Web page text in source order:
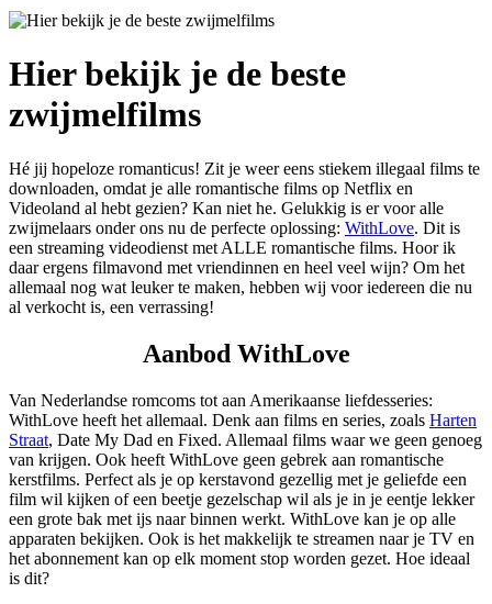
Hier bekijk je de beste
zwijmelfilms
Hé jij hopeloze romanticus! Zit je weer eens stiekem illegaal films te
downloaden, omdat je alle romantische films op Netflix en
Videoland al hebt gezien? Kan niet he. Gelukkig is er voor alle
zwijmelaars onder ons nu de perfecte oplossing: WithLove. Dit is
een streaming videodienst met ALLE romantische films. Hoor ik
daar ergens filmavond met vriendinnen en heel veel wijn? Om het
allemaal nog wat leuker te maken, hebben wij voor iedereen die nu
al verkocht is, een verrassing!
Aanbod WithLove
Van Nederlandse romcoms tot aan Amerikaanse liefdesseries:
WithLove heeft het allemaal. Denk aan films en series, zoals Harten
Straat, Date My Dad en Fixed. Allemaal films waar we geen genoeg
van krijgen. Ook heeft WithLove geen gebrek aan romantische
kerstfilms. Perfect als je op kerstavond gezellig met je geliefde een
film wil kijken of een beetje gezelschap wil als je in je eentje lekker
een grote bak met ijs naar binnen werkt. WithLove kan je op alle
apparaten bekijken. Ook is het makkelijk te streamen naar je TV en
het abonnement kan op elk moment stop worden gezet. Hoe ideaal
is dit?